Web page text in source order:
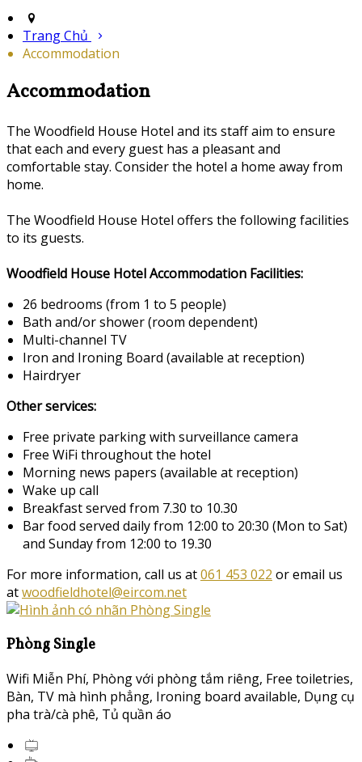
Trang Chủ
Accommodation
Accommodation
The Woodfield House Hotel and its staff aim to ensure
that each and every guest has a pleasant and
comfortable stay. Consider the hotel a home away from
home.
The Woodfield House Hotel offers the following facilities
to its guests.
Woodfield House Hotel Accommodation Facilities:
26 bedrooms (from 1 to 5 people)
Bath and/or shower (room dependent)
Multi-channel TV
Iron and Ironing Board (available at reception)
Hairdryer
Other services:
Free private parking with surveillance camera
Free WiFi throughout the hotel
Morning news papers (available at reception)
Wake up call
Breakfast served from 7.30 to 10.30
Bar food served daily from 12:00 to 20:30 (Mon to Sat)
and Sunday from 12:00 to 19.30
For more information, call us at061 453 022 or email us
atwoodfieldhotel@eircom.net
Phòng Single
Wifi Miễn Phí, Phòng với phòng tắm riêng, Free toiletries,
Bàn, TV mà hình phẳng, Ironing board available, Dụng cụ
pha trà/cà phê, Tủ quần áo